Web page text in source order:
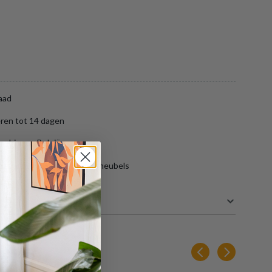
tot 14 dagen
binnen België
gratis opslag van jouw meubels
33 cm